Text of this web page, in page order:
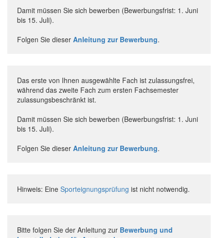
Damit müssen Sie sich bewerben (Bewerbungsfrist: 1. Juni
bis 15. Juli).
Folgen Sie dieser Anleitung zur Bewerbung.
Das erste von Ihnen ausgewählte Fach ist zulassungsfrei,
während das zweite Fach zum ersten Fachsemester
zulassungsbeschränkt ist.
Damit müssen Sie sich bewerben (Bewerbungsfrist: 1. Juni
bis 15. Juli).
Folgen Sie dieser Anleitung zur Bewerbung.
Hinweis: Eine Sporteignungsprüfung ist nicht notwendig.
Bitte folgen Sie der Anleitung zur Bewerbung und